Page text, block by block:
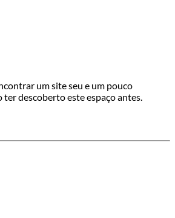
um site seu e um pouco
descoberto este espaço antes.